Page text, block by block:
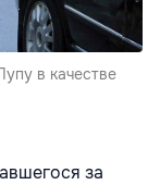
в качестве
за